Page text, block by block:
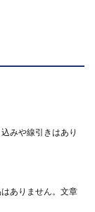
みや線引きはあり
ありません。文章